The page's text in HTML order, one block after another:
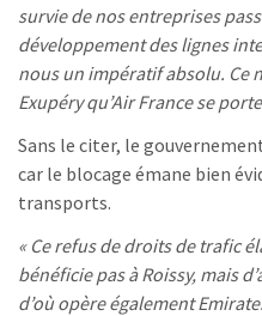
survie de nos entreprises
développement des lignes
nous un impératif absolu. Ce
Exupéry qu’Air France se
Sans le citer, le
car le blocage émane bien
transports.
« Ce refus de droits de trafic
bénéficie pas à Roissy, mais
d’où opère également